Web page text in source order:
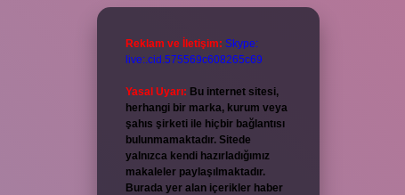
Reklam ve İletişim: Skype:
live:.cid.575569c608265c69
Yasal Uyarı: Bu internet sitesi,
herhangi bir marka, kurum veya
şahıs şirketi ile hiçbir bağlantısı
bulunmamaktadır. Sitede
yalnızca kendi hazırladığımız
makaleler paylaşılmaktadır.
Burada yer alan içerikler haber